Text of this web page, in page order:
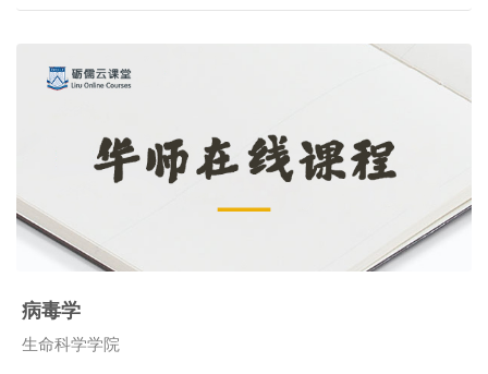
病毒学
课程类别
生命科学学院